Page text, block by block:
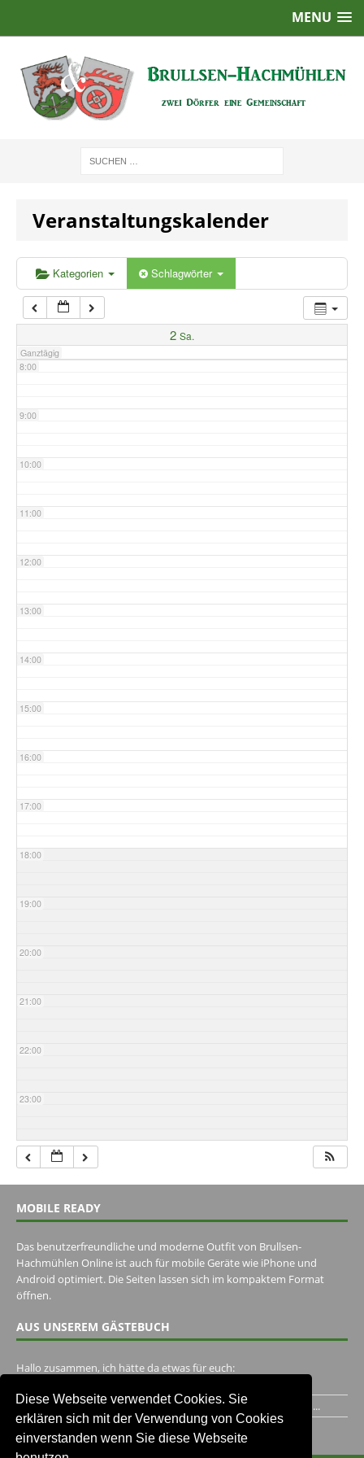
Diese Webseite verwendet Cookies. Sie
erklären sich mit der Verwendung von Cookies
einverstanden wenn Sie diese Webseite
MENU
Veranstaltungskalender
Kategorien Schlagwörter
2 Sa.
Ganztägig
2:00
5:00
6:00
7:00
8:00
9:00
10:00
11:00
12:00
13:00
14:00
15:00
16:00
17:00
18:00
19:00
20:00
21:00
22:00
23:00
MOBILE READY
Das benutzerfreundliche und moderne Outfit von Brullsen-
Hachmühlen Online ist auch für mobile Geräte wie iPhone und
Android optimiert. Die Seiten lassen sich im kompaktem Format
öffnen.
AUS UNSEREM GÄSTEBUCH
Hallo zusammen, ich hätte da etwas für euch:
Ich habe ein Jahr im Gasthaus Hugo Pape verbracht..Habe ihn...
Unser Gästebuch besuchen